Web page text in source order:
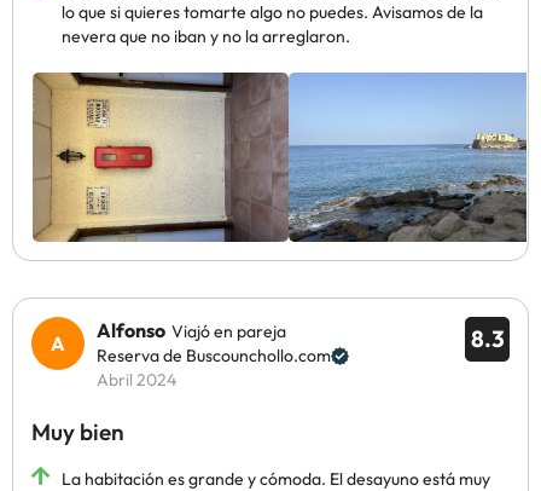
lo que si quieres tomarte algo no puedes. Avisamos de la
nevera que no iban y no la arreglaron.
8.3
Alfonso Viajó en pareja
Reserva de Buscounchollo.com
Abril 2024
Muy bien
La habitación es grande y cómoda. El desayuno está muy